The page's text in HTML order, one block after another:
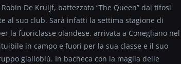
De Kruijf, battezzata “The Queen” dai tifosi
al suo club. Sarà infatti la settima stagione di
la fuoriclasse olandese, arrivata a Conegliano nel
in campo e fuori per la sua classe e il suo
gialloblù. In bacheca con la maglia delle